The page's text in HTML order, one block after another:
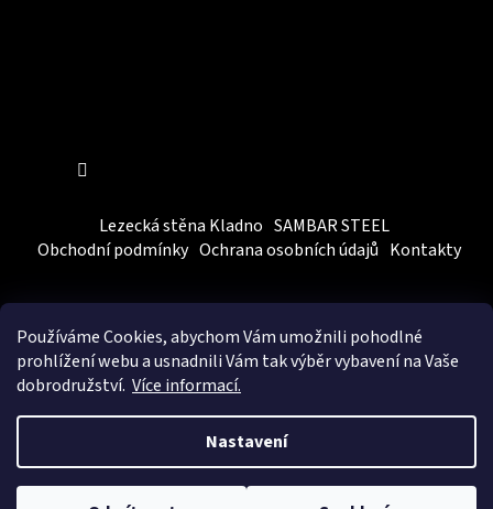
Používáme Cookies, abychom Vámumožnili pohodlné
prohlížení webu a usnadnili Vám tak výběr vybavení na Vaše
dobrodružství. Více informací.
Nastavení
Lezecká stěna Kladno SAMBAR STEEL
Obchodní podmínky Ochrana osobních údajů Kontakty
Vytvořil Shoptet
&BEOM.cz
Copyright 2026SAMBARSPORT. Všechna práva vyhrazena.